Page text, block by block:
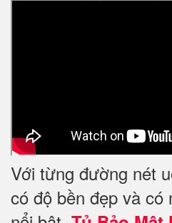
Với từng đường nét
có độ bền đẹp và có